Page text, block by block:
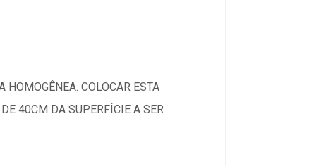
COLOCAR ESTA
40CM DA SUPERFÍCIE A SER